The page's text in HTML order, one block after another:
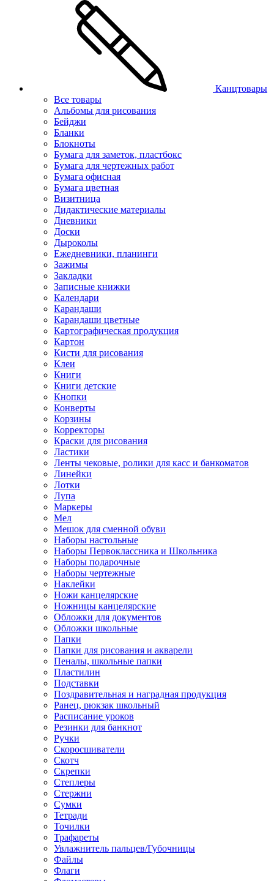
Канцтовары
Все товары
Альбомы для рисования
Бейджи
Бланки
Блокноты
Бумага для заметок, пластбокс
Бумага для чертежных работ
Бумага офисная
Бумага цветная
Визитница
Дидактические материалы
Дневники
Доски
Дыроколы
Ежедневники, планинги
Зажимы
Закладки
Записные книжки
Календари
Карандаши
Карандаши цветные
Картографическая продукция
Картон
Кисти для рисования
Клеи
Книги
Книги детские
Кнопки
Конверты
Корзины
Корректоры
Краски для рисования
Ластики
Ленты чековые, ролики для касс и банкоматов
Линейки
Лотки
Лупа
Маркеры
Мел
Мешок для сменной обуви
Наборы настольные
Наборы Первоклассника и Школьника
Наборы подарочные
Наборы чертежные
Наклейки
Ножи канцелярские
Ножницы канцелярские
Обложки для документов
Обложки школьные
Папки
Папки для рисования и акварели
Пеналы, школьные папки
Пластилин
Подставки
Поздравительная и наградная продукция
Ранец, рюкзак школьный
Расписание уроков
Резинки для банкнот
Ручки
Скоросшиватели
Скотч
Скрепки
Степлеры
Стержни
Сумки
Тетради
Точилки
Трафареты
Увлажнитель пальцев/Губочницы
Файлы
Флаги